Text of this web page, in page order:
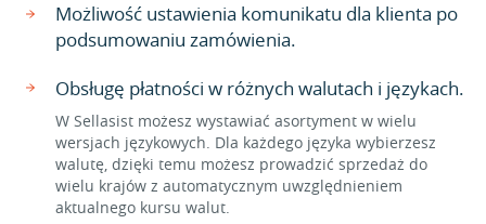
Możliwość ustawienia komunikatu dla klienta po
podsumowaniu zamówienia.
Obsługę płatności w różnych walutach i językach.
W Sellasist możesz wystawiać asortyment w wielu
wersjach językowych. Dla każdego języka wybierzesz
walutę, dzięki temu możesz prowadzić sprzedaż do
wielu krajów z automatycznym uwzględnieniem
aktualnego kursu walut.